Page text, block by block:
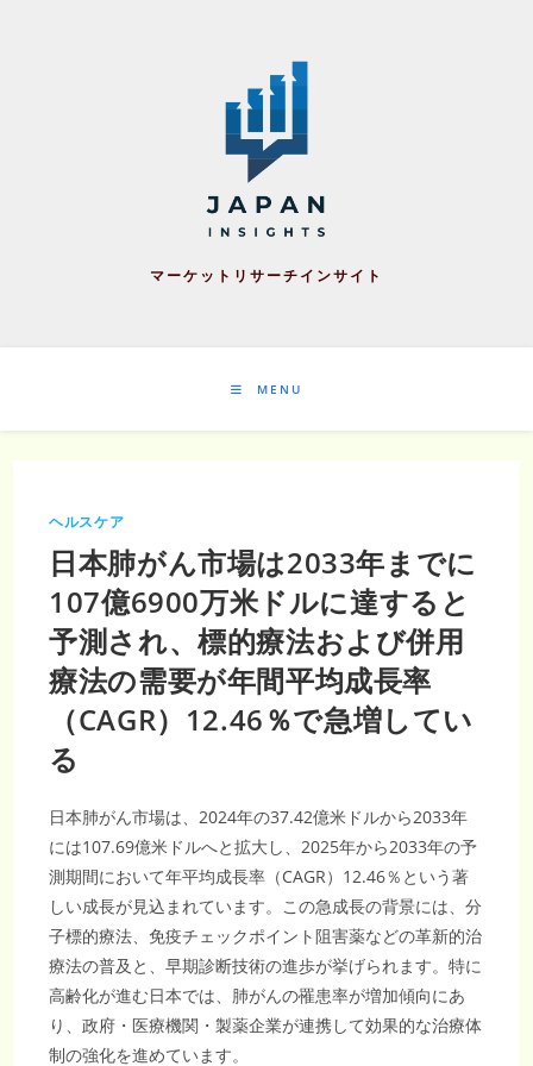
マーケットリサーチインサイト
MENU
ヘルスケア
日本肺がん市場は2033年までに
107億6900万米ドルに達すると
予測され、標的療法および併用
療法の需要が年間平均成長率
（CAGR）12.46％で急増してい
る
日本肺がん市場は、2024年の37.42億米ドルから2033年
には107.69億米ドルへと拡大し、2025年から2033年の予
測期間において年平均成長率（CAGR）12.46％という著
しい成長が見込まれています。この急成長の背景には、分
子標的療法、免疫チェックポイント阻害薬などの革新的治
療法の普及と、早期診断技術の進歩が挙げられます。特に
高齢化が進む日本では、肺がんの罹患率が増加傾向にあ
り、政府・医療機関・製薬企業が連携して効果的な治療体
制の強化を進めています。